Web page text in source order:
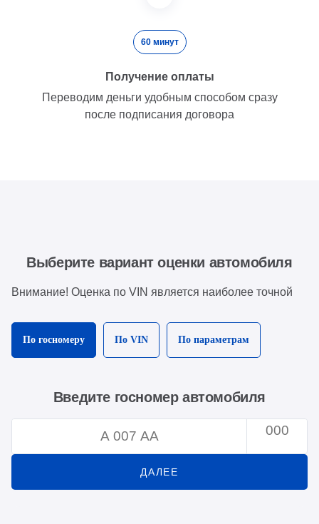
60 минут
Получение оплаты
Переводим деньги удобным способом сразу
после подписания договора
Выберите вариант оценки автомобиля
Внимание! Оценка по VIN является наиболее точной
По госномеру По VIN По параметрам
Введите госномер автомобиля
ДАЛЕЕ